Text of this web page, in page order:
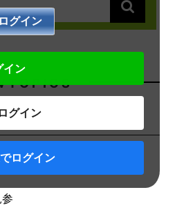
イン
グイン
ログイン
T O P I C S
子隊いざ見参